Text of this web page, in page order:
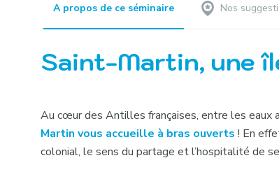
A propos de ce séminaire Nos
Saint-Martin, une
Au cœur des Antilles françaises, entre les eaux
Martin vous accueille à bras ouverts ! En
colonial, le sens du partage et l’hospitalité de